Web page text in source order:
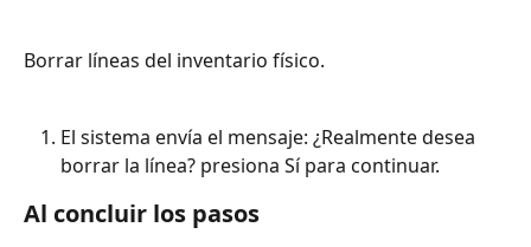
Borrar líneas del inventario físico.
El sistema envía el mensaje: ¿Realmente desea
borrar la línea? presiona Sí para continuar.
Al concluir los pasos